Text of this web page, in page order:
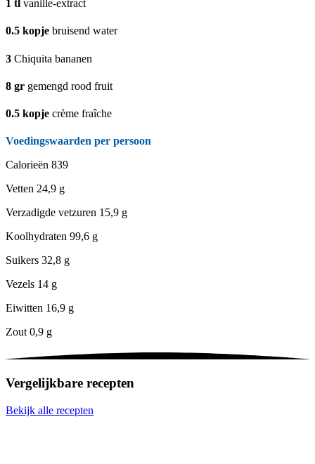
1 tl vanille-extract
0.5 kopje bruisend water
3 Chiquita bananen
8 gr gemengd rood fruit
0.5 kopje crème fraîche
Voedingswaarden per persoon
Calorieën 839
Vetten 24,9 g
Verzadigde vetzuren 15,9 g
Koolhydraten 99,6 g
Suikers 32,8 g
Vezels 14 g
Eiwitten 16,9 g
Zout 0,9 g
Vergelijkbare recepten
Bekijk alle recepten